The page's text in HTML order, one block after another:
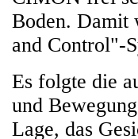
Boden. Damit
and Control"-
Es folgte die
und
Lage, das